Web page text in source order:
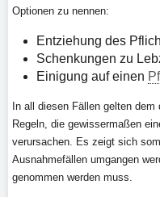
Optionen zu nennen:
Entziehung des
Schenkungen zu
Einigung auf einen
In all diesen Fällen gelten dem
Regeln, die gewissermaßen
verursachen. Es zeigt sich
Ausnahmefällen umgangen
genommen werden muss.